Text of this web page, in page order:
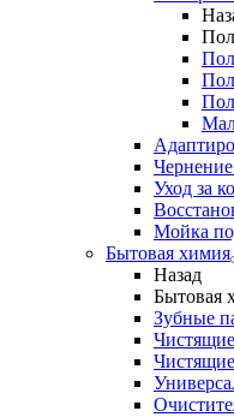
Уход за
Мойка
Бытовая химия
Назад
Бытовая
Зубные
Чистящие